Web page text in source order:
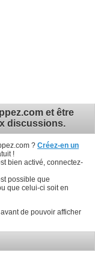
et être
discussions.
? Créez-en un
!
bien activé, connectez-
possible que
que celui-ci soit en
avant de pouvoir afficher